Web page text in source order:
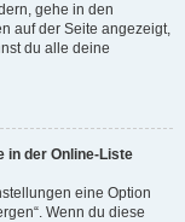
gehe in den
auf der Seite angezeigt,
du alle deine
in der Online-Liste
eine Option
Wenn du diese